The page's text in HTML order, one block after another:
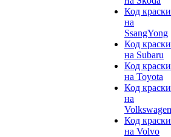
Код краски
на
SsangYong
Код краски
на Subaru
Код краски
на Toyota
Код краски
на
Volkswagen
Код краски
на Volvo